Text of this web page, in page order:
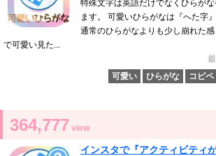
特殊文字は英語だけでなくひらが
ます。 可愛いひらがなは『へた字
通常のひらがなよりも少し崩れた
で可愛い見た...
可愛い
ひらがな コピペ
364,777 view
インスタで『アクティビティ